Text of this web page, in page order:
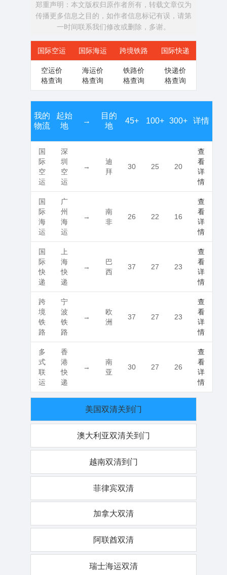
郑重声明：本文版权归原作者所有，转载文章仅为
传播更多信息之目的，如作者信息标记有误，请第
一时间联系我们修改或删除，多谢。
国际空运 国际海运 跨境铁路 国际快递
空运价
格查询
海运价
格查询
铁路价
格查询
快递价
格查询
我的
物流
起始
地
→
目的
地
45+ 100+ 300+ 详情
国
际
空
运
深
圳
空
运
→
迪
拜
30 25 20
查
看
详
情
国
际
海
运
广
州
海
运
→
南
非
26 22 16
查
看
详
情
国
际
快
递
上
海
快
递
→
巴
西
37 27 23
查
看
详
情
跨
境
铁
路
宁
波
铁
路
→
欧
洲
37 27 23
查
看
详
情
多
式
联
运
香
港
快
递
→
南
亚
30 27 26
查
看
详
情
美国双清关到门
澳大利亚双清关到门
越南双清到门
菲律宾双清
加拿大双清
阿联酋双清
瑞士海运双清